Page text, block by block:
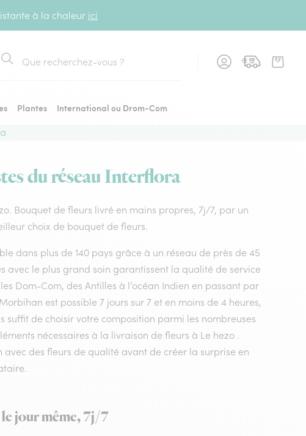
à la chaleur ici
Rechercher
Plantes
International ou Drom-Com
du réseau Interflora
Bouquet de fleurs livré en mains propres, 7j/7, par un
choix de bouquet de fleurs.
dans plus de 140 pays grâce à un réseau de près de 45
avec le plus grand soin garantissent la qualité de service
Dom-Com, des Antilles à l’océan Indien en passant par
est possible 7 jours sur 7 et en moins de 4 heures,
suffit de choisir votre composition parmi les nombreuses
nécessaires à la livraison de fleurs à Le hezo .
avec des fleurs de qualité avant de créer la surprise en
jour même, 7j/7